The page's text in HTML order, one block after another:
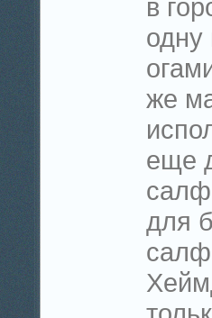
в
одну
же
еще
для